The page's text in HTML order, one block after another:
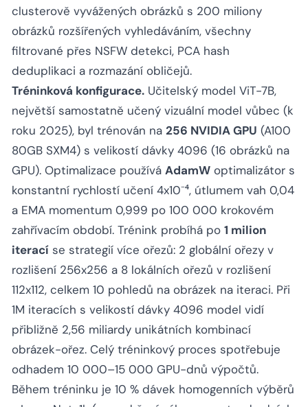
clusterově vyvážených obrázků s 200 miliony
obrázků rozšířených vyhledáváním, všechny
filtrované přes NSFW detekci, PCA hash
deduplikaci a rozmazání obličejů.
Tréninková konfigurace. Učitelský model ViT-7B,
největší samostatně učený vizuální model vůbec (k
roku 2025), byl trénován na 256 NVIDIA GPU (A100
80GB SXM4) s velikostí dávky 4096 (16 obrázků na
GPU). Optimalizace používá AdamW optimalizátor s
konstantní rychlostí učení 4x10⁻⁴, útlumem vah 0,04
a EMA momentum 0,999 po 100 000 krokovém
zahřívacím období. Trénink probíhá po 1 milion
iterací se strategií více ořezů: 2 globální ořezy v
rozlišení 256x256 a 8 lokálních ořezů v rozlišení
112x112, celkem 10 pohledů na obrázek na iteraci. Při
1M iteracích s velikostí dávky 4096 model vidí
přibližně 2,56 miliardy unikátních kombinací
obrázek-ořez. Celý tréninkový proces spotřebuje
odhadem 10 000–15 000 GPU-dnů výpočtů.
Během tréninku je 10 % dávek homogenních výběrů